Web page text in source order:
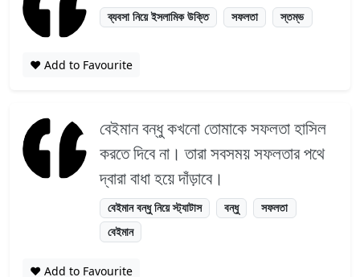
ব্যবসা নিয়ে ইসলামিক উক্তি সফলতা স্তম্ভ
❤️ Add to Favourite
বেইমান বন্ধু কখনো তোমাকে সফলতা হাসিল
করতে দিবে না। তারা সবসময় সফলতার পথে
দ্বারা বাধা হয়ে দাঁড়াবে।
বেইমান বন্ধু নিয়ে স্ট্যাটাস বন্ধু
সফলতা
বেইমান
❤️ Add to Favourite